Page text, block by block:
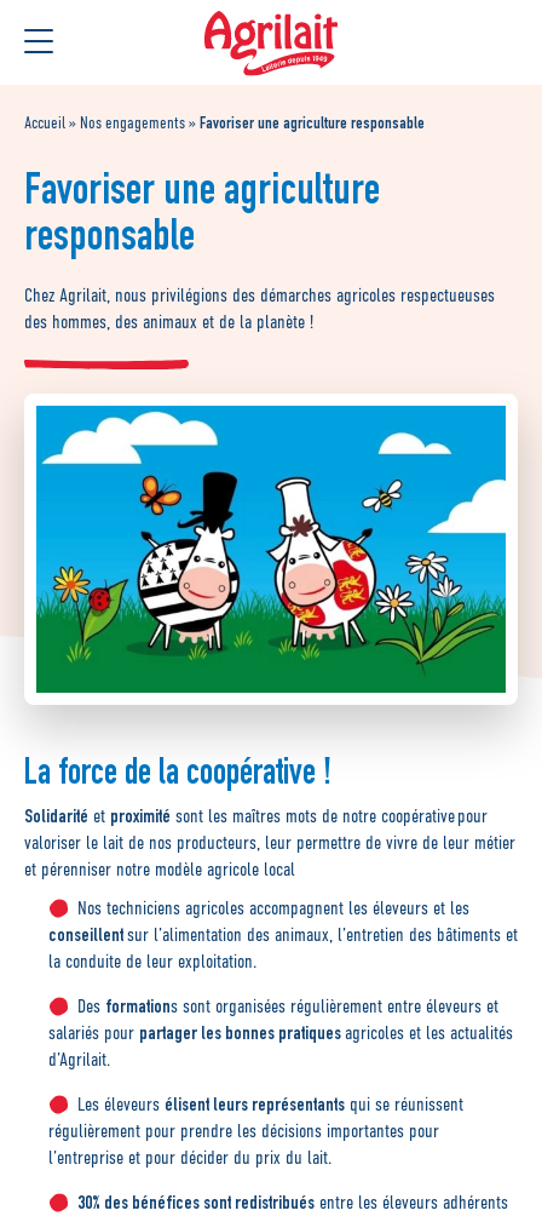
au
contenu
Accueil » Nos engagements»Favoriser une agriculture responsable
Favoriser une agriculture
responsable
Chez Agrilait, nous privilégions des démarches agricoles respectueuses
des hommes, des animaux et de la planète !
La force de la coopérative !
Solidarité et proximité sont les maîtres mots de notre coopérative pour
valoriser le lait de nos producteurs, leur permettre de vivre de leur métier
et pérenniser notre modèle agricole local
Nos techniciens agricoles accompagnent les éleveurs et les
conseillentsur l’alimentation des animaux, l’entretien des bâtiments et
la conduite de leur exploitation.
Des formations sont organisées régulièrement entre éleveurs et
salariés pour partager les bonnes pratiquesagricoles et les actualités
d’Agrilait.
Les éleveurs élisent leurs représentants qui se réunissent
régulièrement pour prendre les décisions importantes pour
l’entreprise et pour décider du prix du lait.
30% des bénéfices sont redistribués entre les éleveurs adhérents